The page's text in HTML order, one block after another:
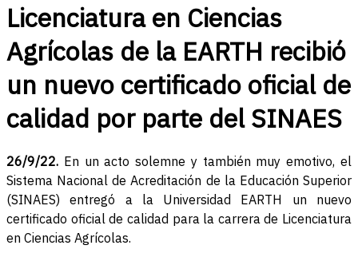
Licenciatura en Ciencias
Agrícolas de la EARTH recibió
un nuevo certificado oficial de
calidad por parte del SINAES
26/9/22. En un acto solemne y también muy emotivo, el
Sistema Nacional de Acreditación de la Educación Superior
(SINAES) entregó a la Universidad EARTH un nuevo
certificado oficial de calidad para la carrera de Licenciatura
en Ciencias Agrícolas.